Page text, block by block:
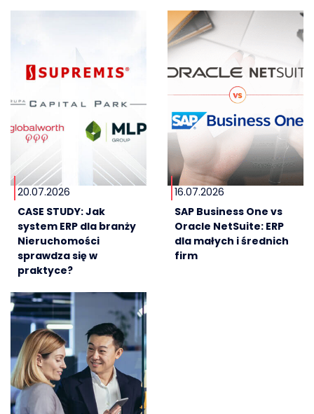
20.07.2026
CASE STUDY: Jak
system ERP dla branży
Nieruchomości
sprawdza się w
praktyce?
16.07.2026
SAP Business One vs
Oracle NetSuite: ERP
dla małych i średnich
firm